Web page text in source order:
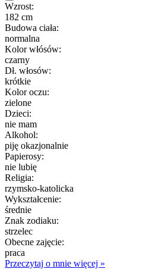
Wzrost:
182 cm
Budowa ciała:
normalna
Kolor włósów:
czarny
Dł. włosów:
krótkie
Kolor oczu:
zielone
Dzieci:
nie mam
Alkohol:
piję okazjonalnie
Papierosy:
nie lubię
Religia:
rzymsko-katolicka
Wykształcenie:
średnie
Znak zodiaku:
strzelec
Obecne zajęcie:
praca
Przeczytaj o mnie więcej »